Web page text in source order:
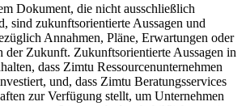
Dokument, die nicht ausschließlich
sind zukunftsorientierte Aussagen und
Annahmen, Pläne, Erwartungen oder
der Zukunft. Zukunftsorientierte Aussagen in
dass Zimtu Ressourcenunternehmen
und, dass Zimtu Beratungsservices
zur Verfügung stellt, um Unternehmen